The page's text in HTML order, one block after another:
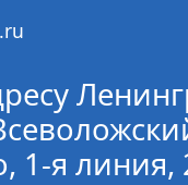
.ru
1-я линия,